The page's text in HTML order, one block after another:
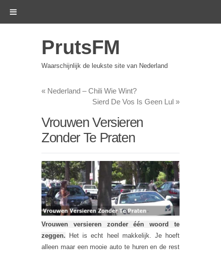
PrutsFM
Waarschijnlijk de leukste site van Nederland
« Nederland – Chili Wie Wint?
Sierd De Vos Is Geen Lul »
Vrouwen Versieren
Zonder Te Praten
Vrouwen versieren zonder één woord te
zeggen. Het is echt heel makkelijk. Je hoeft
alleen maar een mooie auto te huren en de rest